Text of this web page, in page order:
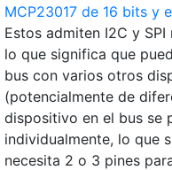
MCP23017 de 16 bits y
Estos admiten I2C y
lo que significa que
bus con varios otros
(potencialmente de
dispositivo en el bus se
individualmente, lo que
necesita 2 o 3 pines